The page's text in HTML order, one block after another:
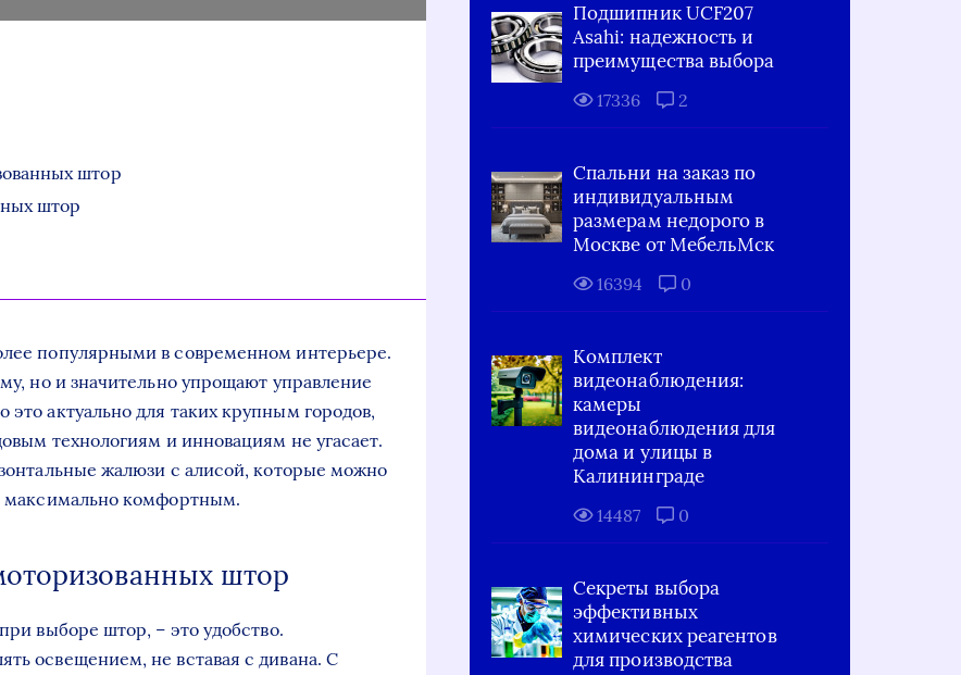
штор
штор
популярными в современном интерьере.
но и значительно упрощают управление
актуально для таких крупным городов,
технологиям и инновациям не угасает.
жалюзи с алисой, которые можно
максимально комфортным.
штор
выборе штор, – это удобство.
освещением, не вставая с дивана. С
Подшипник UCF207
Asahi: надежность и
преимущества выбора
17336 2
Спальни на заказ по
индивидуальным
размерам недорого в
Москве от МебельМск
16394 0
Комплект
видеонаблюдения:
камеры
видеонаблюдения для
дома и улицы в
Калининграде
14487 0
Секреты выбора
эффективных
химических реагентов
для производства